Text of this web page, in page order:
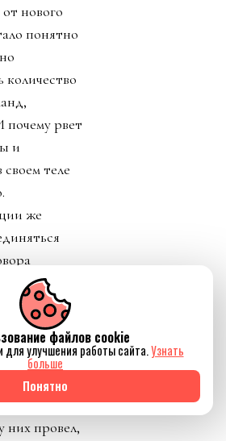
нового
понятно
количество
почему рвет
и
теле
же
ФИФА.
было
Катар
ФИФА и
них провел,
файлов cookie
для улучшения работы сайта.Узнать
больше
Понятно